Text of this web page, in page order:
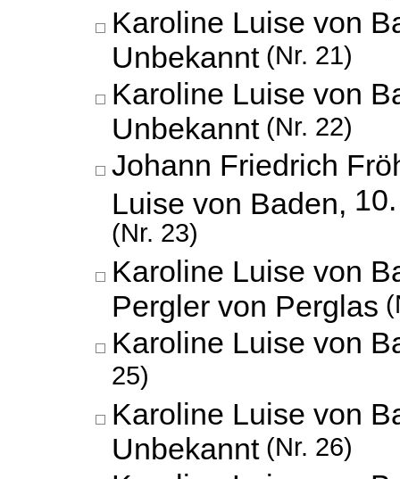
Karoline Luise von
Unbekannt (Nr. 21)
Karoline Luise von
Unbekannt (Nr. 22)
Johann Friedrich
Luise von Baden,
(Nr. 23)
Karoline Luise von
Pergler von Perglas
Karoline Luise von
25)
Karoline Luise von
Unbekannt (Nr. 26)